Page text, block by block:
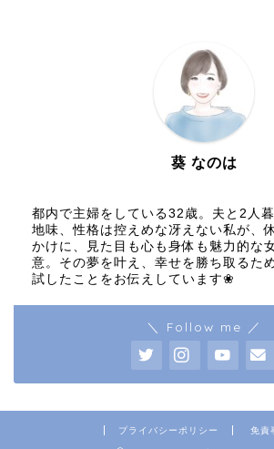
葵 なのは
都内で主婦をしている32歳。夫と2人
地味、性格は控えめな冴えない私が、
かけに、見た目も心も身体も魅力的な
意。その夢を叶え、幸せを勝ち取るた
試したことをお伝えしています❀
＼ Follow me ／
プライバシーポリシー 免責